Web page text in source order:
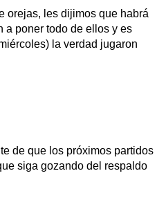
orejas, les dijimos que habrá
a poner todo de ellos y es
la verdad jugaron
de que los próximos partidos
siga gozando del respaldo